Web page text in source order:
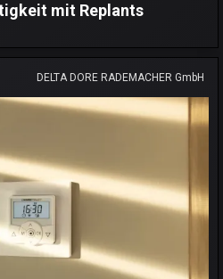
mit Replants
DELTA DORE RADEMACHER GmbH